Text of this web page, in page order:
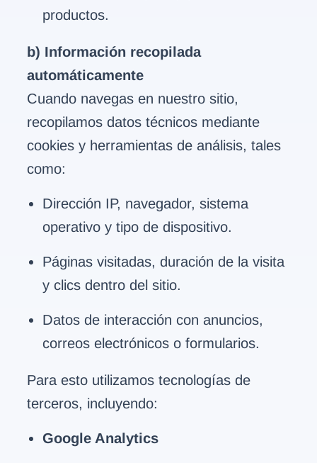
productos.
b) Información recopilada
automáticamente
Cuando navegas en nuestro sitio,
recopilamos datos técnicos mediante
cookies y herramientas de análisis, tales
como:
Dirección IP, navegador, sistema
operativo y tipo de dispositivo.
Páginas visitadas, duración de la visita
y clics dentro del sitio.
Datos de interacción con anuncios,
correos electrónicos o formularios.
Para esto utilizamos tecnologías de
terceros, incluyendo:
Google Analytics